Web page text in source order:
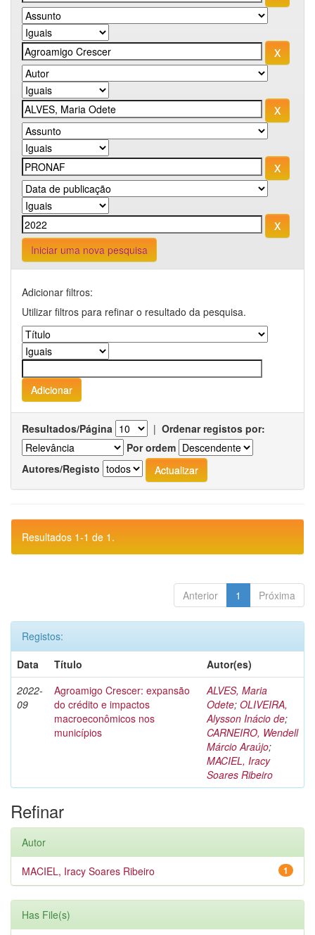
Iniciar uma nova pesquisa
Adicionar filtros:
Utilizar filtros para refinar o resultado da pesquisa.
Resultados/Página | Ordenar registos por:
Por ordem
Autores/Registo
Resultados 1-1 de 1.
Anterior 1 Próxima
Registos:
Data
Título
Autor(es)
2022-
09
Agroamigo Crescer: expansão
do crédito e impactos
macroeconômicos nos
municípios
ALVES, Maria
Odete; OLIVEIRA,
Alysson Inácio de;
CARNEIRO, Wendell
Márcio Araújo;
MACIEL, Iracy
Soares Ribeiro
Refinar
Autor
1
MACIEL, Iracy Soares Ribeiro
Has File(s)